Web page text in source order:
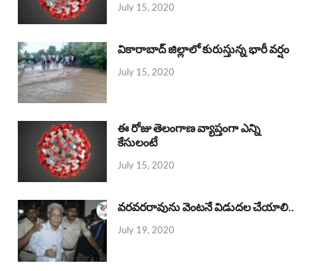
July 15, 2020
వికారాబాద్ జిల్లాలో కురుస్తున్న భారీ వర్షం
July 15, 2020
ఈ రోజు తెలంగాణ వ్యాప్తంగా ఎన్ని
కేసులంటే
July 15, 2020
వరవరరావును వెంటనే విడుదల చేయాలి..
July 19, 2020